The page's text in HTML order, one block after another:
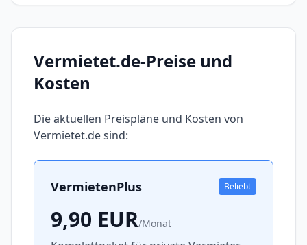
Vermietet.de-Preise und
Kosten
Die aktuellen Preispläne und Kosten von
Vermietet.desind:
VermietenPlus Beliebt
9,90 EUR/Monat